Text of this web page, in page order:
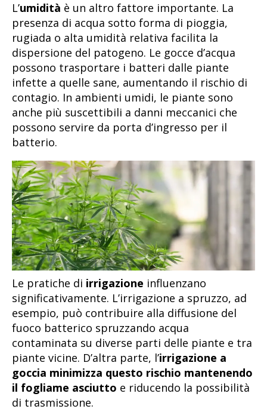
L’umidità è un altro fattore importante. La
presenza di acqua sotto forma di pioggia,
rugiada o alta umidità relativa facilita la
dispersione del patogeno. Le gocce d’acqua
possono trasportare i batteri dalle piante
infette a quelle sane, aumentando il rischio di
contagio. In ambienti umidi, le piante sono
anche più suscettibili a danni meccanici che
possono servire da porta d’ingresso per il
batterio.
Le pratiche di irrigazione influenzano
significativamente. L’irrigazione a spruzzo, ad
esempio, può contribuire alla diffusione del
fuoco batterico spruzzando acqua
contaminata su diverse parti delle piante e tra
piante vicine. D’altra parte, l’irrigazione a
goccia minimizza questo rischio mantenendo
il fogliame asciutto e riducendo la possibilità
di trasmissione.